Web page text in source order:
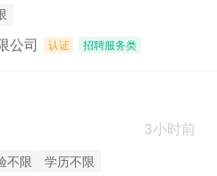
公司 认证 招聘服务类
3小时前
不限 学历不限